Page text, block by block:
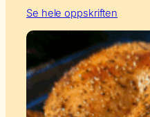
Se hele oppskriften